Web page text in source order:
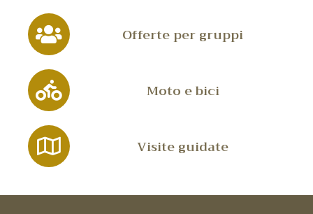
Offerte per gruppi
Moto e bici
Visite guidate